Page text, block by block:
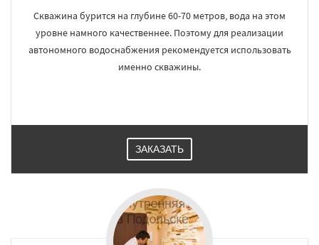
Скважина бурится на глубине 60-70 метров, вода на этом
уровне намного качественнее. Поэтому для реализации
автономного водоснабжения рекомендуется использовать
именно скважины.
ЗАКАЗАТЬ